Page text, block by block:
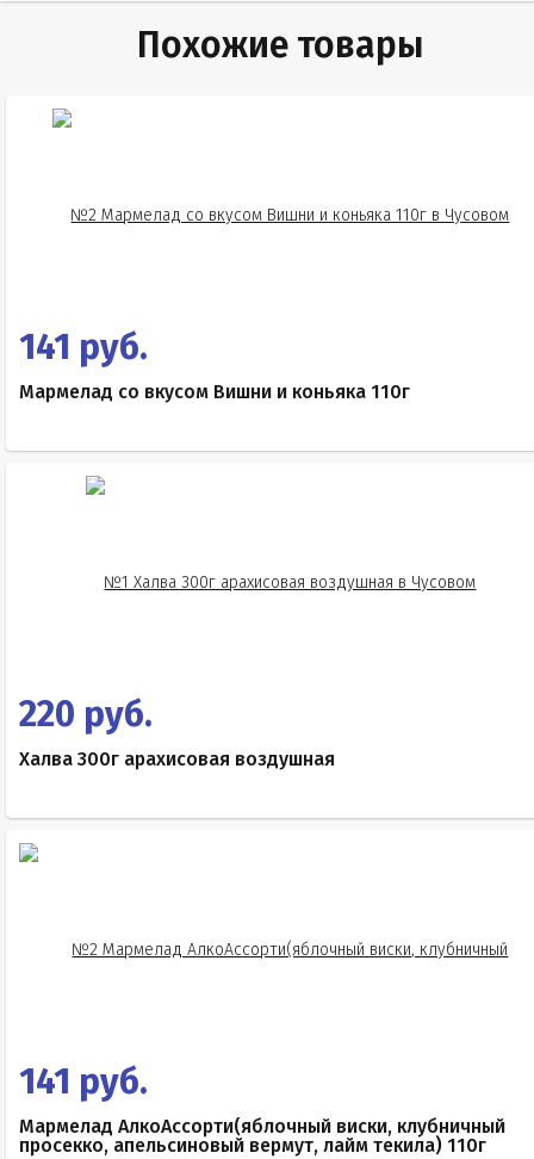
Похожие товары
141 руб.
Мармелад со вкусом Вишни и коньяка 110г
220 руб.
Халва 300г арахисовая воздушная
141 руб.
Мармелад АлкоАссорти(яблочный виски, клубничный
просекко, апельсиновый вермут, лайм текила) 110г